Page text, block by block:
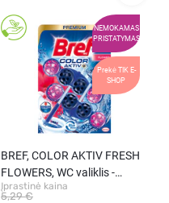
NEMOKAMAS
PRISTATYMAS
Prekė TIK E-
SHOP
BREF, COLOR AKTIV FRESH
FLOWERS, WC valiklis -
gaiviklis, 100 g
Įprastinė kaina
5,29 €